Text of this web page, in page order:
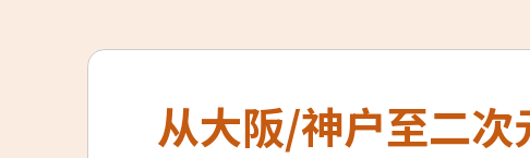
从大阪/神户至二次